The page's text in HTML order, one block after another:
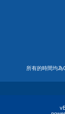
所有的時間均為